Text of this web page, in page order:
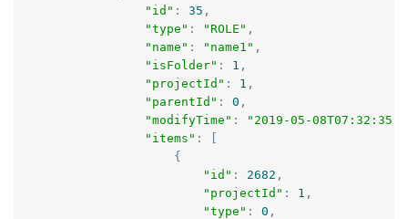
"id" : 35 ,
"type" : "ROLE" ,
"name" : "name1" ,
"isFolder" : 1 ,
"projectId" : 1 ,
"parentId" : 0 ,
"modifyTime" :
"2019-05-
"items" :
{
"id" : 2682 ,
"projectId" : 1 ,
"type" : 0 ,